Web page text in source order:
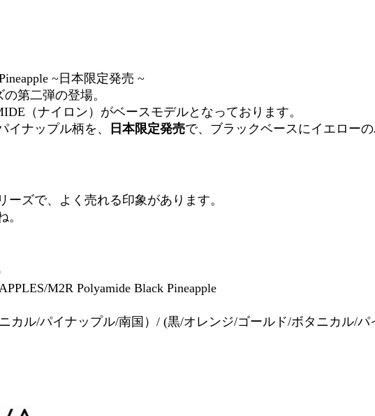
~日本限定発売 ~
第二弾の登場。
（ナイロン）がベースモデルとなっております。
ナップル柄を、
日本限定発売で、ブラックベースにイエロー
ズで、よく売れる印象があります。
。
M2R Polyamide Black Pineapple
カル/パイナップル/南国）/ (黒/オレンジ/ゴールド/ボタニカル/パ